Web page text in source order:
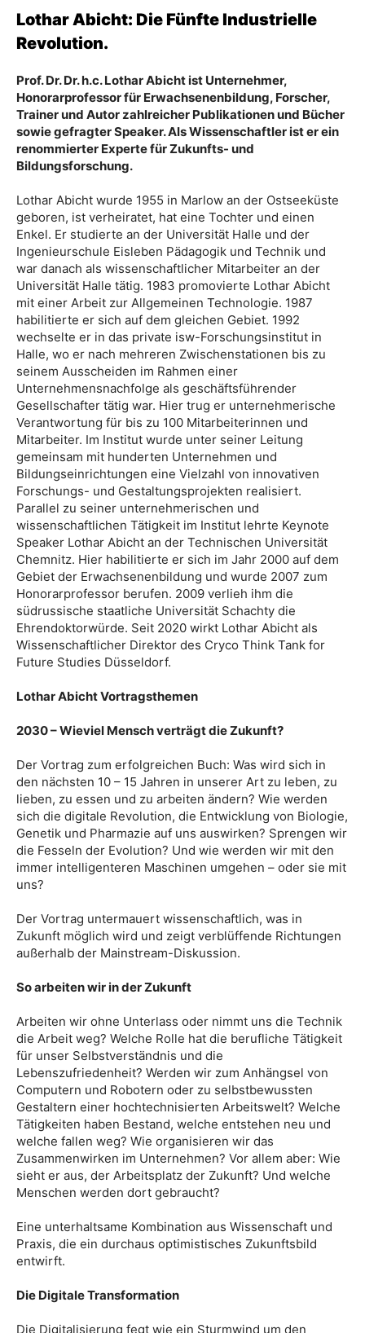
Lothar Abicht: Die Fünfte Industrielle
Revolution.
Prof. Dr. Dr. h.c. Lothar Abicht ist Unternehmer,
Honorarprofessor für Erwachsenenbildung, Forscher,
Trainer und Autor zahlreicher Publikationen und Bücher
sowie gefragter Speaker. Als Wissenschaftler ist er ein
renommierter Experte für Zukunfts- und
Bildungsforschung.
Lothar Abicht wurde 1955 in Marlow an der Ostseeküste
geboren, ist verheiratet, hat eine Tochter und einen
Enkel. Er studierte an der Universität Halle und der
Ingenieurschule Eisleben Pädagogik und Technik und
war danach als wissenschaftlicher Mitarbeiter an der
Universität Halle tätig. 1983 promovierte Lothar Abicht
mit einer Arbeit zur Allgemeinen Technologie. 1987
habilitierte er sich auf dem gleichen Gebiet. ​1992
wechselte er in das private isw-Forschungsinstitut in
Halle, wo er nach mehreren Zwischenstationen bis zu
seinem Ausscheiden im Rahmen einer
Unternehmensnachfolge als geschäftsführender
Gesellschafter tätig war. Hier trug er unternehmerische
Verantwortung für bis zu 100 Mitarbeiterinnen und
Mitarbeiter. Im Institut wurde unter seiner Leitung
gemeinsam mit hunderten Unternehmen und
Bildungseinrichtungen eine Vielzahl von innovativen
Forschungs- und Gestaltungsprojekten realisiert.
Parallel zu seiner unternehmerischen und
wissenschaftlichen Tätigkeit im Institut lehrte Keynote
Speaker Lothar Abicht an der Technischen Universität
Chemnitz. Hier habilitierte er sich im Jahr 2000 auf dem
Gebiet der Erwachsenenbildung und wurde 2007 zum
Honorarprofessor berufen. 2009 verlieh ihm die
südrussische staatliche Universität Schachty die
Ehrendoktorwürde. Seit 2020 wirkt Lothar Abicht als
Wissenschaftlicher Direktor des Cryco Think Tank for
Future Studies Düsseldorf.
Lothar Abicht Vortragsthemen
2030 – Wieviel Mensch verträgt die Zukunft?
Der Vortrag zum erfolgreichen Buch: Was wird sich in
den nächsten 10 – 15 Jahren in unserer Art zu leben, zu
lieben, zu essen und zu arbeiten ändern? Wie werden
sich die digitale Revolution, die Entwicklung von Biologie,
Genetik und Pharmazie auf uns auswirken? Sprengen wir
die Fesseln der Evolution? Und wie werden wir mit den
immer intelligenteren Maschinen umgehen – oder sie mit
uns?
​​Der Vortrag untermauert wissenschaftlich, was in
Zukunft möglich wird und zeigt verblüffende Richtungen
außerhalb der Mainstream-Diskussion.
So arbeiten wir in der Zukunft
Arbeiten wir ohne Unterlass oder nimmt uns die Technik
die Arbeit weg? Welche Rolle hat die berufliche Tätigkeit
für unser Selbstverständnis und die
Lebenszufriedenheit? Werden wir zum Anhängsel von
Computern und Robotern oder zu selbstbewussten
Gestaltern einer hochtechnisierten Arbeitswelt? Welche
Tätigkeiten haben Bestand, welche entstehen neu und
welche fallen weg? Wie organisieren wir das
Zusammenwirken im Unternehmen? Vor allem aber: Wie
sieht er aus, der Arbeitsplatz der Zukunft? Und welche
Menschen werden dort gebraucht?
​Eine unterhaltsame Kombination aus Wissenschaft und
Praxis, die ein durchaus optimistisches Zukunftsbild
entwirft.
Die Digitale Transformation​
Die Digitalisierung fegt wie ein Sturmwind um den